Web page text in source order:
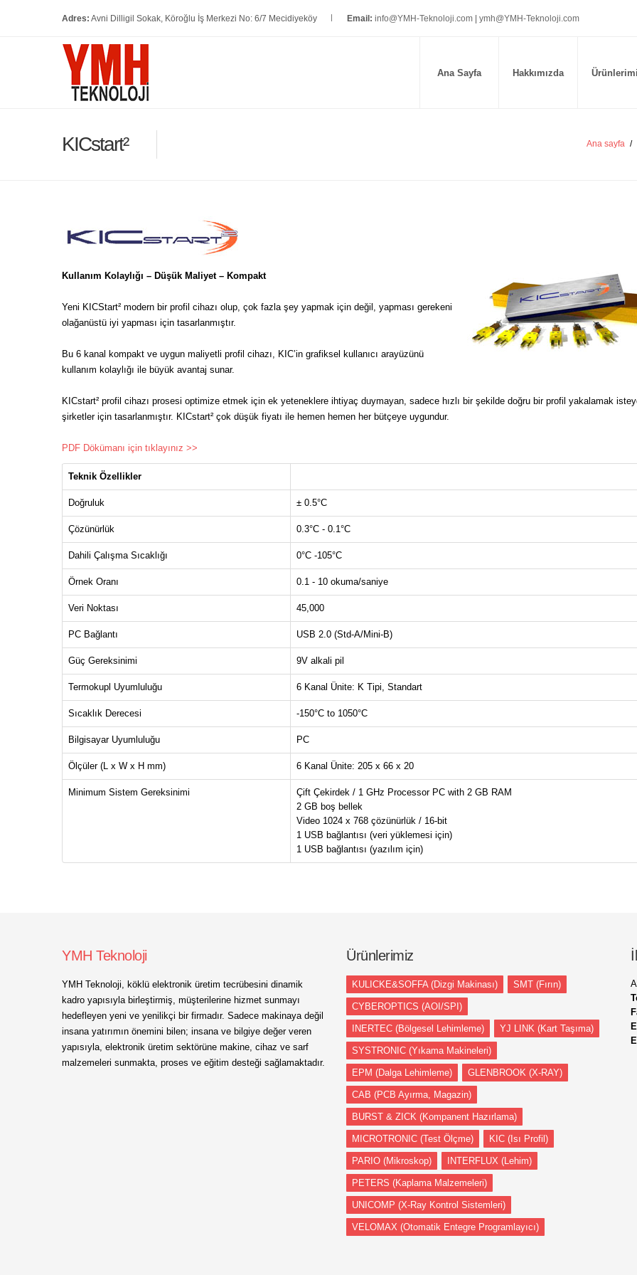
Adres: Avni Dilligil Sokak, Köroğlu İş Merkezi No: 6/7 Mecidiyeköy Email: info@YMH-Teknoloji.com ymh@YMH-Teknoloji.com
Ana Sayfa Hakkımızda
KICstart² Ana sayfa /
Kullanım Kolaylığı – Düşük Maliyet – Kompakt
Yeni KICStart² modern bir profil cihazı olup, çok fazla şey yapmak için değil, yapması gerekeni
olağanüstü iyi yapması için tasarlanmıştır.
Bu 6 kanal kompakt ve uygun maliyetli profil cihazı, KIC’in grafiksel kullanıcı arayüzünü
kullanım kolaylığı ile büyük avantaj sunar.
KICstart² profil cihazı prosesi optimize etmek için ek yeteneklere ihtiyaç duymayan, sadece hızlı bir şekilde doğru bir profil yakalamak
şirketler için tasarlanmıştır. KICstart² çok düşük fiyatı ile hemen hemen her bütçeye uygundur.
PDF Dökümanı için tıklayınız >>
Teknik Özellikler
Doğruluk ± 0.5°C
Çözünürlük 0.3°C - 0.1°C
Dahili Çalışma Sıcaklığı 0°C -105°C
Örnek Oranı 0.1 - 10 okuma/saniye
Veri Noktası 45,000
PC Bağlantı USB 2.0 (Std-A/Mini-B)
Güç Gereksinimi 9V alkali pil
Termokupl Uyumluluğu 6 Kanal Ünite: K Tipi, Standart
Sıcaklık Derecesi -150°C to 1050°C
Bilgisayar Uyumluluğu PC
Ölçüler (L x W x H mm) 6 Kanal Ünite: 205 x 66 x 20
Minimum Sistem Gereksinimi
Çift Çekirdek / 1 GHz Processor PC with 2 GB RAM
2 GB boş bellek
Video 1024 x 768 çözünürlük / 16-bit
1 USB bağlantısı (veri yüklemesi için)
1 USB bağlantısı (yazılım için)
YMH Teknoloji
YMH Teknoloji, köklü elektronik üretim tecrübesini dinamik
kadro yapısıyla birleştirmiş, müşterilerine hizmet sunmayı
hedefleyen yeni ve yenilikçi bir firmadır. Sadece makinaya değil
insana yatırımın önemini bilen; insana ve bilgiye değer veren
yapısıyla, elektronik üretim sektörüne makine, cihaz ve sarf
malzemeleri sunmakta, proses ve eğitim desteği sağlamaktadır.
Ürünlerimiz
KULICKE&SOFFA (Dizgi Makinası) SMT (Fırın)
CYBEROPTICS (AOI/SPI)
INERTEC (Bölgesel Lehimleme) YJ LINK (Kart Taşıma)
SYSTRONIC (Yıkama Makineleri)
EPM (Dalga Lehimleme) GLENBROOK (X-RAY)
CAB (PCB Ayırma, Magazin)
BURST & ZICK (Kompanent Hazırlama)
MICROTRONIC (Test Ölçme) KIC (Isı Profil)
PARIO (Mikroskop) INTERFLUX (Lehim)
PETERS (Kaplama Malzemeleri)
UNICOMP (X-Ray Kontrol Sistemleri)
VELOMAX (Otomatik Entegre Programlayıcı)